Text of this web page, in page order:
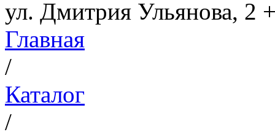
ул. Дмитрия Ульянова, 2
Главная
/
Каталог
/